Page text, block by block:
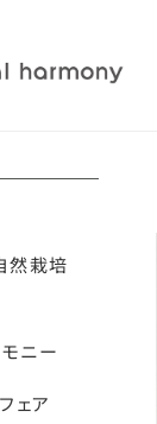
然栽培
ニー
ェア